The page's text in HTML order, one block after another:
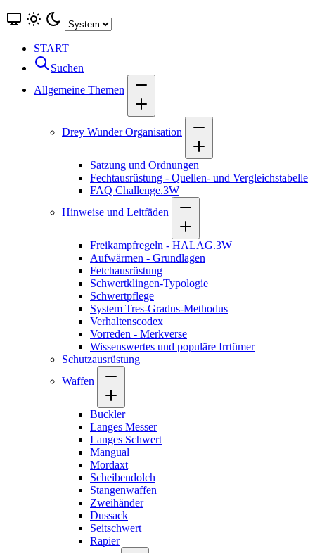
START
Suchen
Allgemeine Themen
Drey Wunder Organisation
Satzung und Ordnungen
Fechtausrüstung - Quellen- und Vergleichstabelle
FAQ Challenge.3W
Hinweise und Leitfäden
Freikampfregeln - HALAG.3W
Aufwärmen - Grundlagen
Fetchausrüstung
Schwertklingen-Typologie
Schwertpflege
System Tres-Gradus-Methodus
Verhaltenscodex
Vorreden - Merkverse
Wissenswertes und populäre Irrtümer
Schutzausrüstung
Waffen
Buckler
Langes Messer
Langes Schwert
Mangual
Mordaxt
Scheibendolch
Stangenwaffen
Zweihänder
Dussack
Seitschwert
Rapier